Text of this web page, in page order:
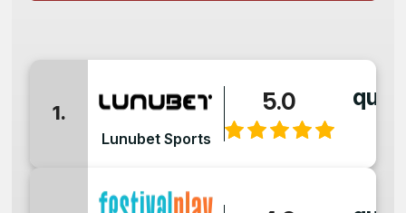
1.
Lunubet Sports
5.0